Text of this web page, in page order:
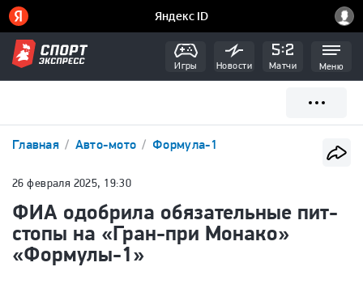
Игры Новости Матчи Меню
Главная Авто-мото Формула-1
26 февраля 2025, 19:30
ФИА одобрила обязательные пит-
стопы на «Гран-при Монако»
«Формулы-1»